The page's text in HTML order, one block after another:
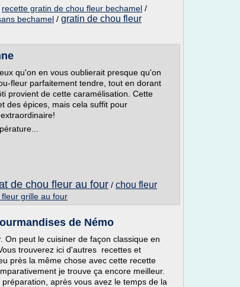
recette gratin de chou fleur bechamel /
bechamel / gratin de chou fleur
qu'on en vous oublierait presque qu'on
fleur parfaitement tendre, tout en dorant
provient de cette caramélisation. Cette
des épices, mais cela suffit pour
de chou fleur au four / chou fleur
fleur grille au four
de Némo
On peut le cuisiner de façon classique en
trouverez ici d'autres recettes et
près la même chose avec cette recette
je trouve ça encore meilleur.
après vous avez le temps de la